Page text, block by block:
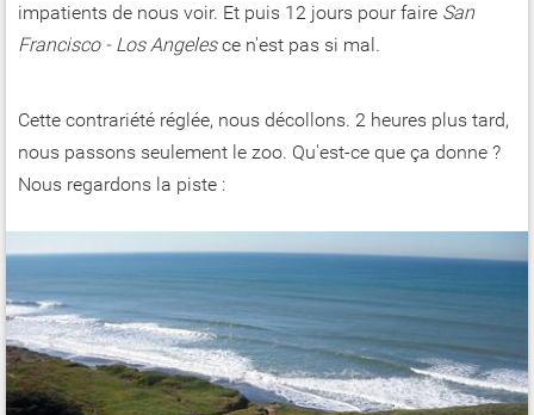
impatients de nous voir. Et puis 12 jours pour faire San
Francisco - Los Angelesce n'est pas si mal.
Cette contrariété réglée, nous décollons. 2 heures plus tard,
nous passons seulement le zoo. Qu'est-ce que ça donne ?
Nous regardons la piste :